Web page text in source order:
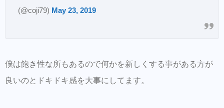
(@coji79) May 23, 2019
僕は飽き性な所もあるので何かを新しくする事がある方が
良いのとドキドキ感を大事にしてます。